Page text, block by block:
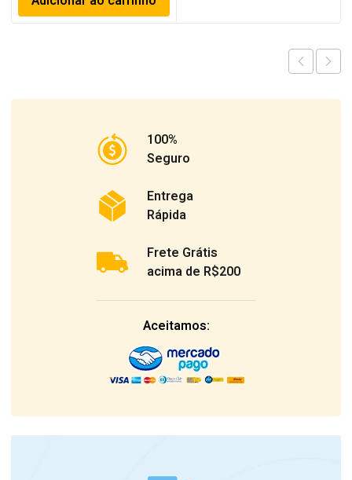
100%
Seguro
Entrega
Rápida
Frete Grátis
acima de R$200
Aceitamos: